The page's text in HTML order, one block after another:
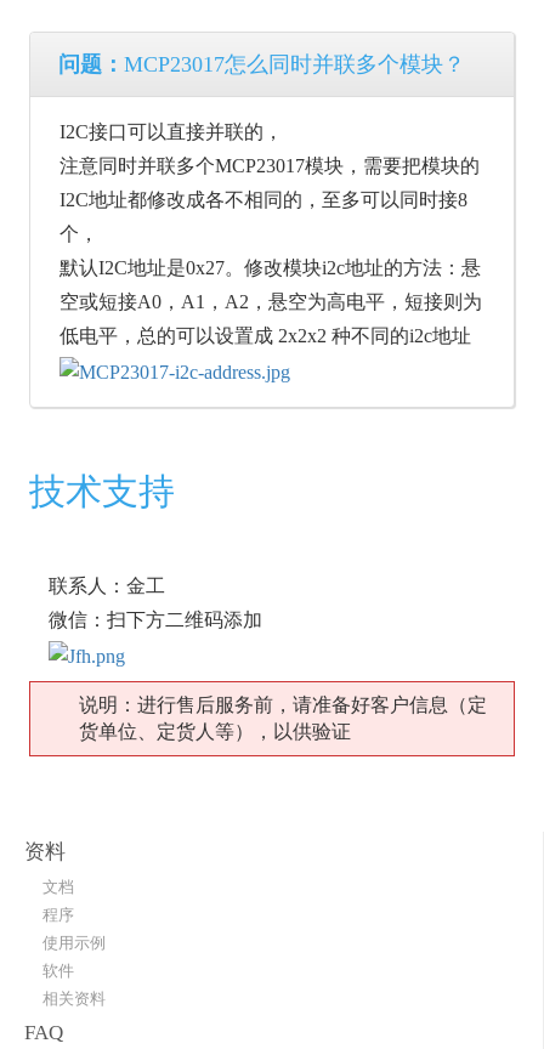
问题： MCP23017怎么同时并联多个模块？
I2C接口可以直接并联的，
注意同时并联多个MCP23017模块，需要把模块的
I2C地址都修改成各不相同的，至多可以同时接8
个，
默认I2C地址是0x27。修改模块i2c地址的方法：悬
空或短接A0，A1，A2，悬空为高电平，短接则为
低电平，总的可以设置成 2x2x2 种不同的i2c地址
技术支持
联系人：金工
微信：扫下方二维码添加
说明：进行售后服务前，请准备好客户信息（定
货单位、定货人等），以供验证
资料
文档
程序
使用示例
软件
相关资料
FAQ